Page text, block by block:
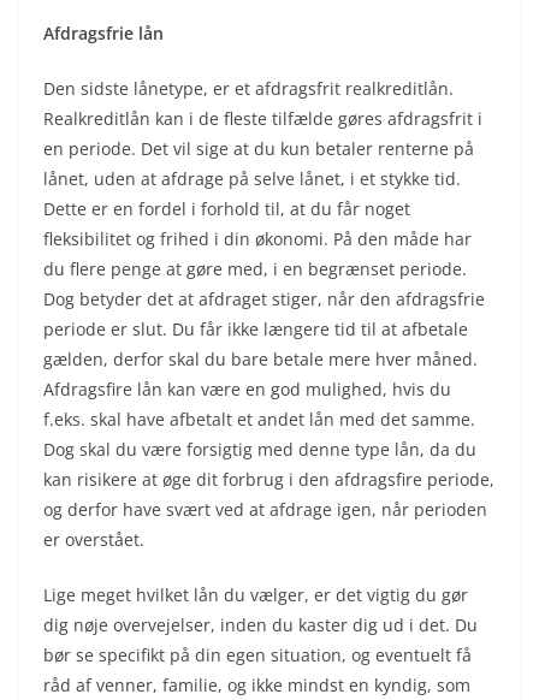
Afdragsfrie lån
Den sidste lånetype, er et afdragsfrit realkreditlån.
Realkreditlån kan i de fleste tilfælde gøres afdragsfrit i
en periode. Det vil sige at du kun betaler renterne på
lånet, uden at afdrage på selve lånet, i et stykke tid.
Dette er en fordel i forhold til, at du får noget
fleksibilitet og frihed i din økonomi. På den måde har
du flere penge at gøre med, i en begrænset periode.
Dog betyder det at afdraget stiger, når den afdragsfrie
periode er slut. Du får ikke længere tid til at afbetale
gælden, derfor skal du bare betale mere hver måned.
Afdragsfire lån kan være en god mulighed, hvis du
f.eks. skal have afbetalt et andet lån med det samme.
Dog skal du være forsigtig med denne type lån, da du
kan risikere at øge dit forbrug i den afdragsfire periode,
og derfor have svært ved at afdrage igen, når perioden
er overstået.
Lige meget hvilket lån du vælger, er det vigtig du gør
dig nøje overvejelser, inden du kaster dig ud i det. Du
bør se specifikt på din egen situation, og eventuelt få
råd af venner, familie, og ikke mindst en kyndig, som